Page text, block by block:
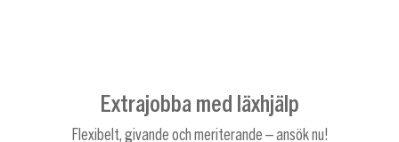
Extrajobba med läxhjälp
Flexibelt, givande och meriterande – ansök nu!